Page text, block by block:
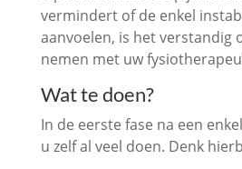
vermindert of de enkel
aanvoelen, is het verstandig
nemen met uw
Wat te doen?
In de eerste fase na een
u zelf al veel doen. Denk